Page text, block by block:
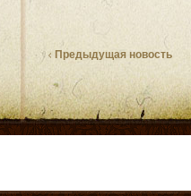
Предыдущая новость